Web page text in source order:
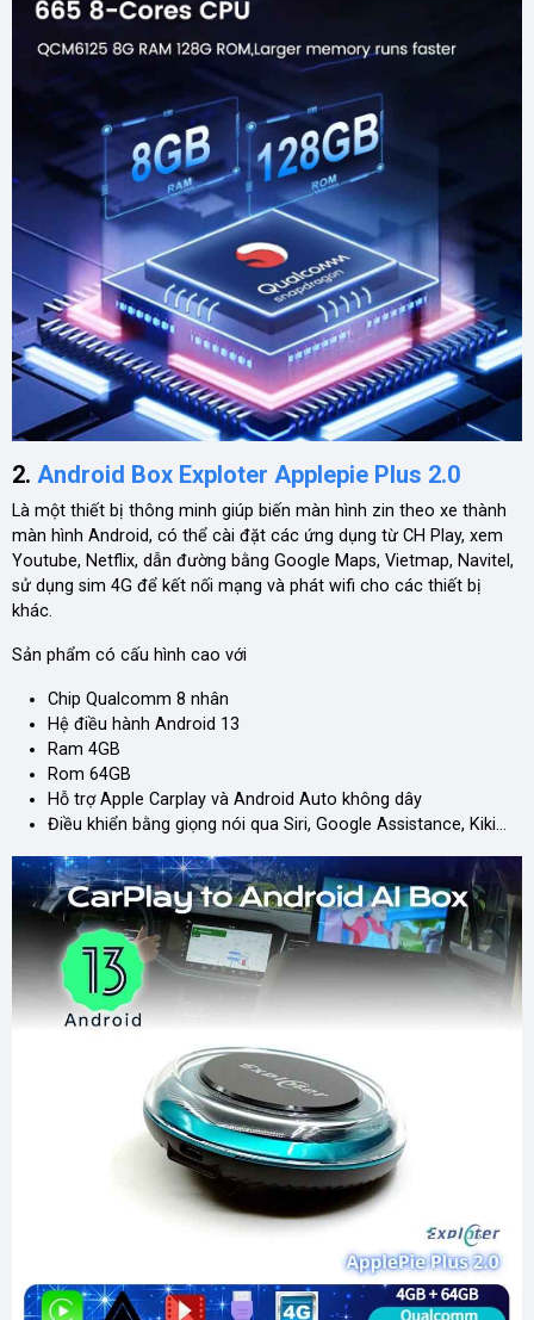
2. Android Box Exploter Applepie Plus 2.0
Là một thiết bị thông minh giúp biến màn hình zin theo xe thành
màn hình Android, có thể cài đặt các ứng dụng từ CH Play, xem
Youtube, Netflix, dẫn đường bằng Google Maps, Vietmap, Navitel,
sử dụng sim 4G để kết nối mạng và phát wifi cho các thiết bị
khác.
Sản phẩm có cấu hình cao với
Chip Qualcomm 8 nhân
Hệ điều hành Android 13
Ram 4GB
Rom 64GB
Hỗ trợ Apple Carplay và Android Auto không dây
Điều khiển bằng giọng nói qua Siri, Google Assistance, Kiki…